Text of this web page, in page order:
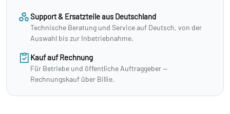
Support & Ersatzteile aus Deutschland
Technische Beratung und Service auf Deutsch, von der
Auswahl bis zur Inbetriebnahme.
Kauf auf Rechnung
Für Betriebe und öffentliche Auftraggeber —
Rechnungskauf über Billie.